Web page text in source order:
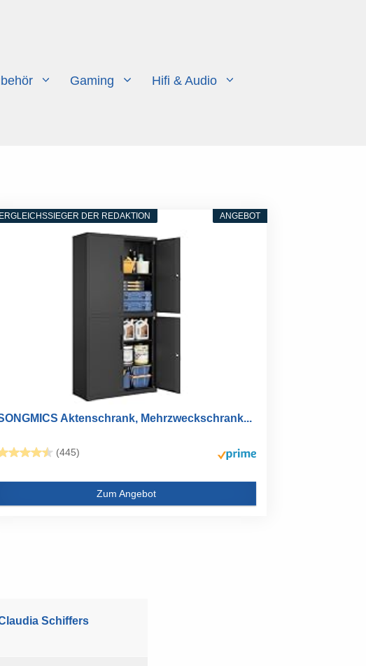
Gaming
Hifi & Audio
ANGEBOT
DER REDAKTION
Aktenschrank, Mehrzweckschrank...
(445)
Zum Angebot
Schiffers